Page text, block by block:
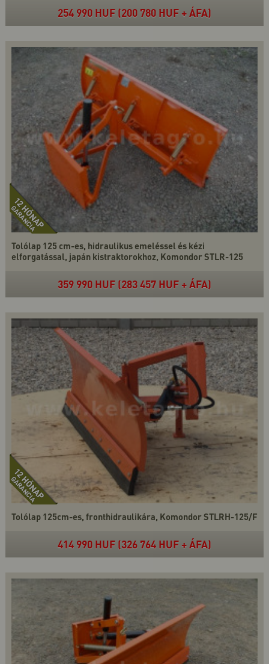
254 990 HUF (200 780 HUF + ÁFA)
Tolólap 125 cm-es, hidraulikus emeléssel és kézi
elforgatással, japán kistraktorokhoz, Komondor STLR-125
359 990 HUF (283 457 HUF + ÁFA)
Tolólap 125cm-es, fronthidraulikára, Komondor STLRH-125/F
414 990 HUF (326 764 HUF + ÁFA)